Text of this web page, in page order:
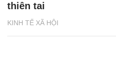
KINH TẾ XÃ HỘI
thiên tai